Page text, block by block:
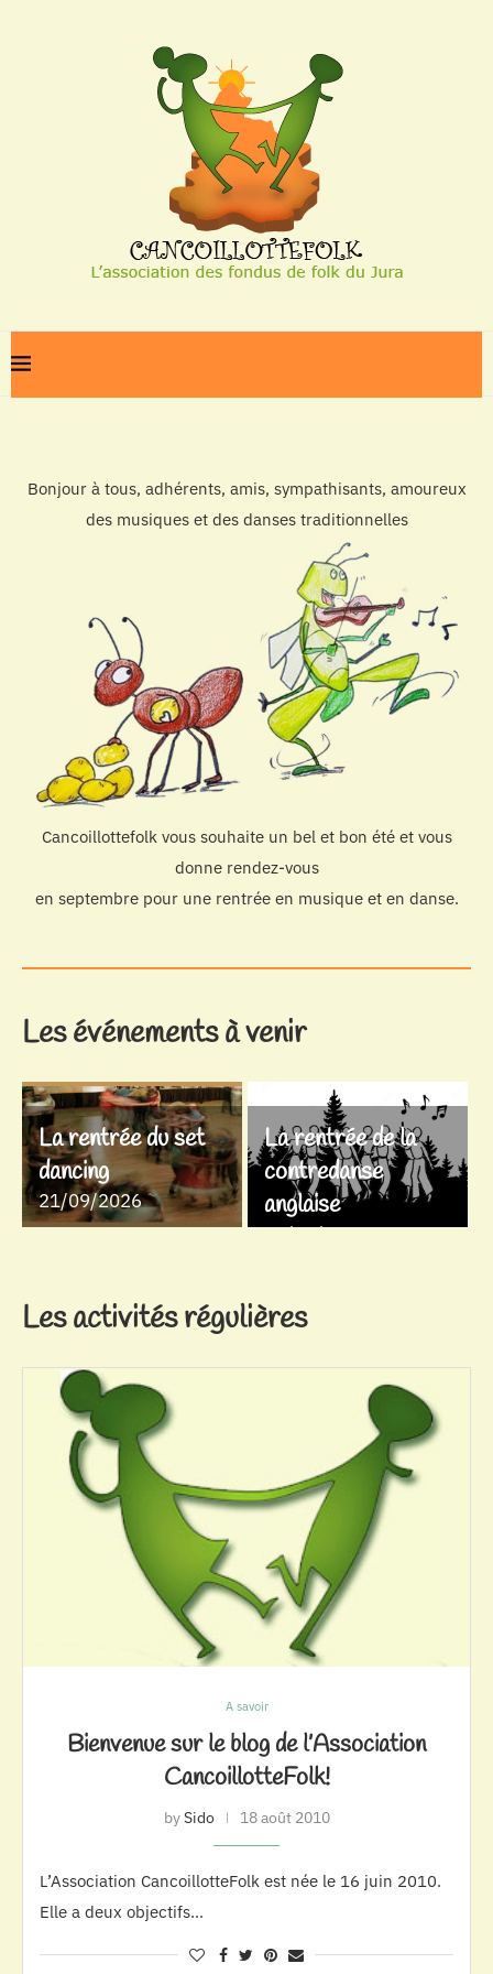
Bonjour à tous, adhérents, amis, sympathisants, amoureux
des musiques et des danses traditionnelles
Cancoillottefolk vous souhaite un bel et bon été et vous
donne rendez-vous
en septembre pour une rentrée en musique et en danse.
Les événements à venir
La rentrée du set
dancing
21/09/2026
La rentrée de la
contredanse
anglaise
28/09/2026
Les activités régulières
A savoir
Bienvenue sur le blog de l’Association
CancoillotteFolk!
bySido 18 août 2010
L’Association CancoillotteFolk est née le 16 juin 2010.
Elle a deux objectifs…